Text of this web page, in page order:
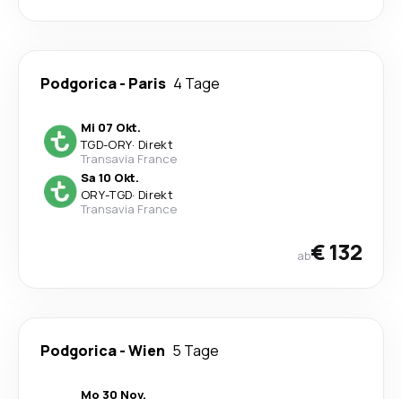
Podgorica- Paris 4 Tage
Mi 07 Okt.
TGD-ORY· Direkt
Transavia France
Sa 10 Okt.
ORY-TGD· Direkt
Transavia France
ab€ 132
Podgorica-Wien 5 Tage
Mo 30 Nov.